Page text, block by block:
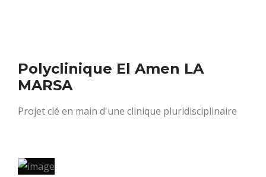
Polyclinique El Amen LA
MARSA
Projet clé en main d'une clinique pluridisciplinaire